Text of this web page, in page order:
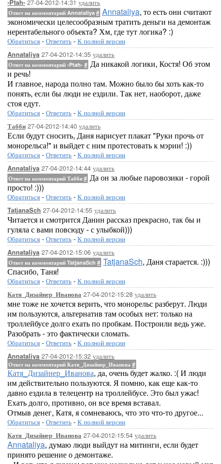
-Ptah- 27-04-2012-14:31 удалить
Ответ на комментарий Annataliya # Annataliya, то есть они считают
экономически целесообразным тратить деньги на демонтаж
нерентабельного объекта? Хм, где тут логика? :)
Обратиться - Ответить - К полной версии
Annataliya 27-04-2012-14:35 удалить
Ответ на комментарий -Ptah- # Да никакой логики, Костя! Об этом
и речь!
И главное, народа полно там. Можно было бы хоть как-то
понять, если бы люди не ездили. Так нет, наоборот, даже
стоя едут.
Обратиться - Ответить - К полной версии
Табби 27-04-2012-14:40 удалить
Если будут сносить, Даня нарисует плакат "Руки прочь от
монорельса!" и выйдет с ним протестовать к мэрии! :))
Обратиться - Ответить - К полной версии
Annataliya 27-04-2012-14:44 удалить
Ответ на комментарий Табби # Да он за любые паровозики - горой
просто! :)))
Обратиться - Ответить - К полной версии
TatjanaSch 27-04-2012-14:55 удалить
Читается и смотрится Данин рассказ прекрасно, так бы и
гуляла с вами повсюду - с улыбкой)))
Обратиться - Ответить - К полной версии
Annataliya 27-04-2012-15:06 удалить
Ответ на комментарий TatjanaSch # TatjanaSch, Даня старается. :)))
Спасибо, Таня!
Обратиться - Ответить - К полной версии
Катя_Дизайнер_Иванова 27-04-2012-15:28 удалить
мне тоже не хочется верить, что монорельс разберут. Люди
им пользуются, альтернатив там особых нет: только на
троллейбусе долго ехать по пробкам. Построили ведь уже.
Разобрать - это фактически сломать.
Обратиться - Ответить - К полной версии
Annataliya 27-04-2012-15:32 удалить
Ответ на комментарий Катя_Дизайнер_Иванова #
Катя_Дизайнер_Иванова, да, очень будет жалко. :( И люди
им действительно пользуются. Я помню, как еще как-то
давно ездила в телецентр на троллейбусе. Это был ужас!
Ехать долго, противно, он все время вставал.
Отмыв денег, Катя, я сомневаюсь, что это что-то другое...
Обратиться - Ответить - К полной версии
Катя_Дизайнер_Иванова 27-04-2012-15:54 удалить
Annataliya, думаю люди выйдут на митинги, если будет
принято решение о демонтаже.